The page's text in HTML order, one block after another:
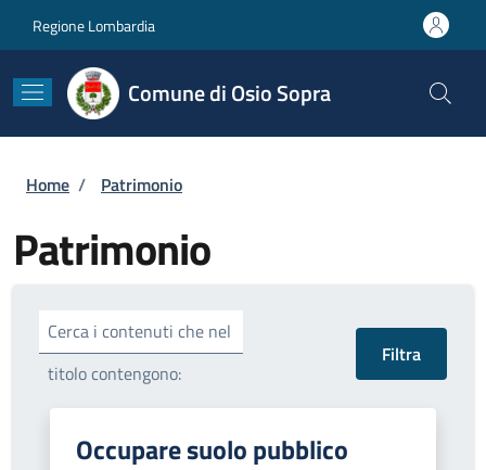
Regione Lombardia
Comune di Osio Sopra
Briciole di pane
Home / Patrimonio
Patrimonio
Cerca i contenuti che nel
titolo contengono:
Occupare suolo pubblico